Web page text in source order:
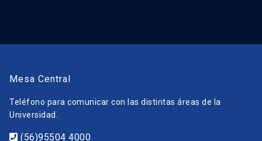
Mesa Central
Teléfono para comunicar con las distintas áreas de la
Universidad.
(56)95504 4000